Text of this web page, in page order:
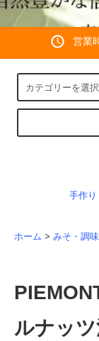
営業
手作り
ホーム > みそ・調
ルナッツ